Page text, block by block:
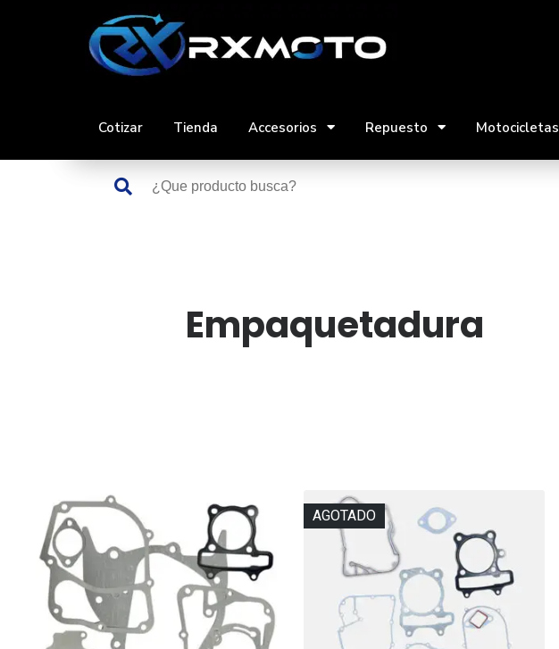
Cotizar Tienda Accesorios Repuesto Motocicletas
Empaquetadura
AGOTADO